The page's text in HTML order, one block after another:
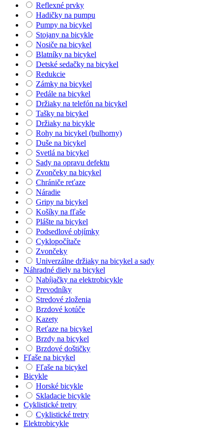
Reflexné prvky
Hadičky na pumpu
Pumpy na bicykel
Stojany na bicykle
Nosiče na bicykel
Blatníky na bicykel
Detské sedačky na bicykel
Redukcie
Zámky na bicykel
Pedále na bicykel
Držiaky na telefón na bicykel
Tašky na bicykel
Držiaky na bicykle
Rohy na bicykel (bulhorny)
Duše na bicykel
Svetlá na bicykel
Sady na opravu defektu
Zvončeky na bicykel
Chrániče reťaze
Náradie
Gripy na bicykel
Košíky na fľaše
Plášte na bicykel
Podsedlové objímky
Cyklopočítače
Zvončeky
Univerzálne držiaky na bicykel a sady
Náhradné diely na bicykel
Nabíjačky na elektrobicykle
Prevodníky
Stredové zloženia
Brzdové kotúče
Kazety
Reťaze na bicykel
Brzdy na bicykel
Brzdové doštičky
Fľaše na bicykel
Fľaše na bicykel
Bicykle
Horské bicykle
Skladacie bicykle
Cyklistické tretry
Cyklistické tretry
Elektrobicykle